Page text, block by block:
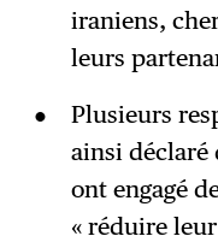
iraniens,
leurs
Plusieurs
ainsi déclaré
ont engagé
« réduire